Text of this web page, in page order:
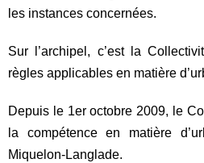
les instances concernées.
Sur l’archipel, c’est la
règles applicables en matière
Depuis le 1er octobre 2009, le
la compétence en matière
Miquelon-Langlade.